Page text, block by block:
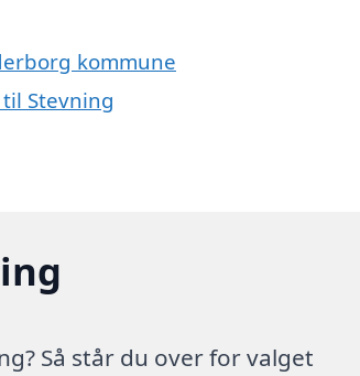
kommune
Stevning
Så står du over for valget